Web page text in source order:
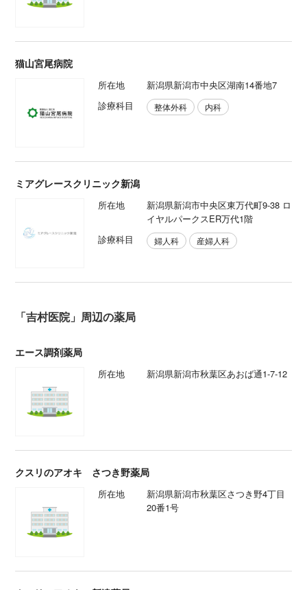
猫山宮尾病院
所在地
新潟県新潟市中央区湖南14番地7
診療科目
整体外科 内科
ミアグレースクリニック新潟
所在地
新潟県新潟市中央区東万代町9-38 ロ
イヤルパークスER万代1階
診療科目
婦人科 産婦人科
「吉村医院」周辺の薬局
エース調剤薬局
所在地 新潟県新潟市秋葉区あおば通1-7-12
クスリのアオキ さつき野薬局
所在地
新潟県新潟市秋葉区さつき野4丁目
20番1号